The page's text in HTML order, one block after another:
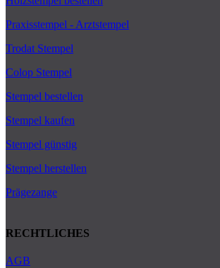
Praxisstempel - Arztstempel
Trodat Stempel
Colop Stempel
Stempel bestellen
Stempel kaufen
Stempel günstig
Stempel herstellen
Prägezange
RECHTLICHES
AGB